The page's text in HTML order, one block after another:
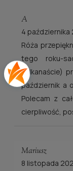
A
4 października
Róża
tego roku-
(kilkanaście)
październik a
Polecam z
cierpliwość,
Mariusz
8 listopada